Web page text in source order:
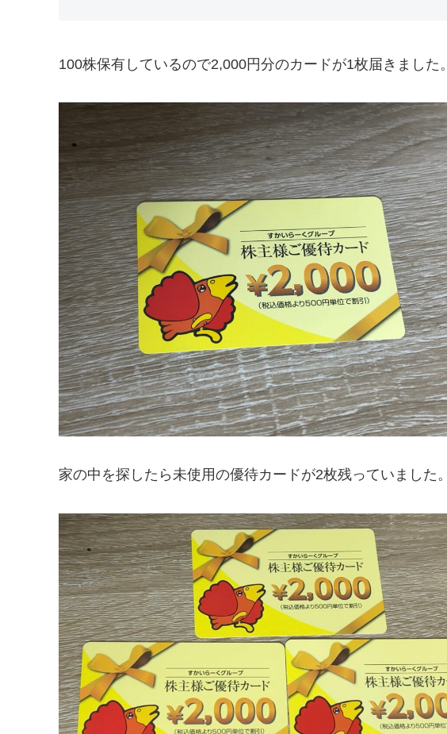
100株保有しているので2,000円分のカードが1枚届きました。
家の中を探したら未使用の優待カードが2枚残っていました。